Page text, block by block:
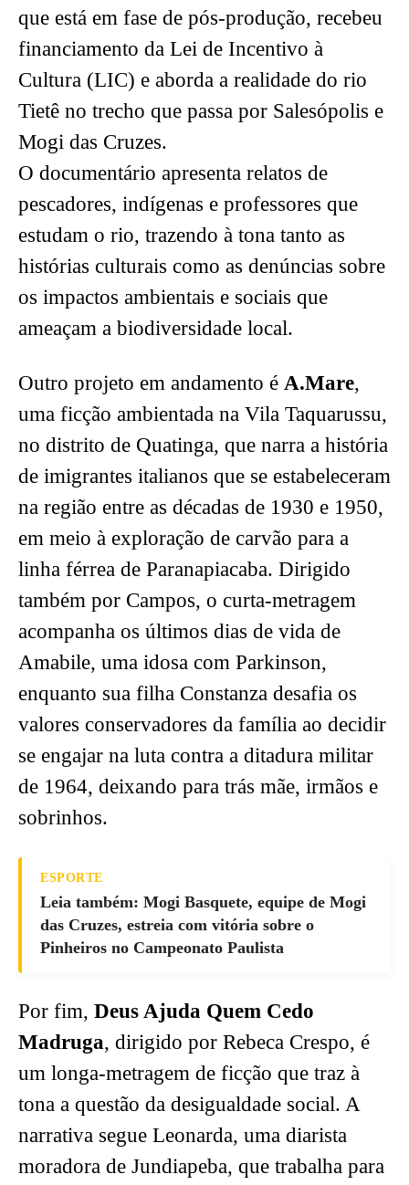
que está em fase de pós-produção, recebeu
financiamento da Lei de Incentivo à
Cultura (LIC) e aborda a realidade do rio
Tietê no trecho que passa por Salesópolis e
Mogi das Cruzes.
O documentário apresenta relatos de
pescadores, indígenas e professores que
estudam o rio, trazendo à tona tanto as
histórias culturais como as denúncias sobre
os impactos ambientais e sociais que
ameaçam a biodiversidade local.
Outro projeto em andamento é A.Mare,
uma ficção ambientada na Vila Taquarussu,
no distrito de Quatinga, que narra a história
de imigrantes italianos que se estabeleceram
na região entre as décadas de 1930 e 1950,
em meio à exploração de carvão para a
linha férrea de Paranapiacaba. Dirigido
também por Campos, o curta-metragem
acompanha os últimos dias de vida de
Amabile, uma idosa com Parkinson,
enquanto sua filha Constanza desafia os
valores conservadores da família ao decidir
se engajar na luta contra a ditadura militar
de 1964, deixando para trás mãe, irmãos e
sobrinhos.
ESPORTE
Leia também: Mogi Basquete, equipe de Mogi
das Cruzes, estreia com vitória sobre o
Pinheiros no Campeonato Paulista
Por fim, Deus Ajuda Quem Cedo
Madruga, dirigido por Rebeca Crespo, é
um longa-metragem de ficção que traz à
tona a questão da desigualdade social. A
narrativa segue Leonarda, uma diarista
moradora de Jundiapeba, que trabalha para